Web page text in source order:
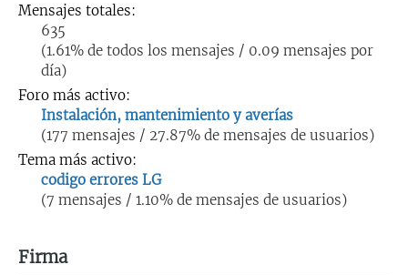
Mensajes totales:
635
(1.61% de todos los mensajes / 0.09 mensajes por
día)
Foro más activo:
Instalación, mantenimiento y averías
(177 mensajes / 27.87% de mensajes de usuarios)
Tema más activo:
codigo errores LG
(7 mensajes / 1.10% de mensajes de usuarios)
Firma